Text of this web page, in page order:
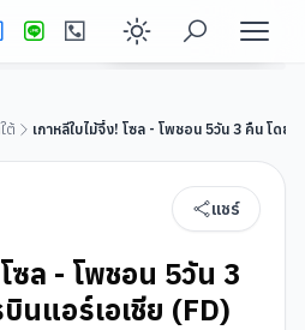
Enable dark
ดูรายละเอียดทัวร์
ต้ เกาหลีใบไม้จึ้ง! โซล - โพชอน 5วัน 3 คืน โดย
แชร์
ซล - โพชอน 5วัน 3
นแอร์เอเชีย (FD)